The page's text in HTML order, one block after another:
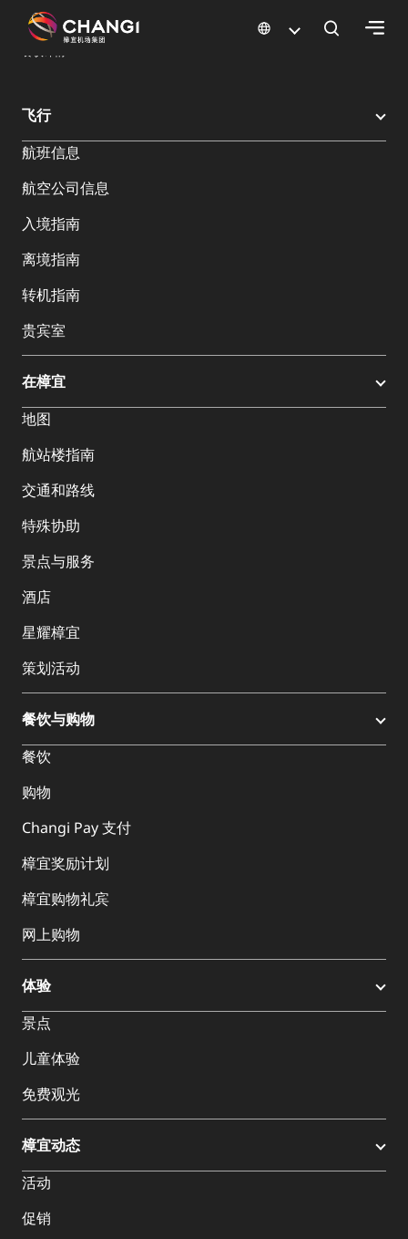
所
樟
宜
网
站:
选
择
言:
樟宜机场 樟宜机场餐饮与购物
餐饮指南：餐厅和美食 | 樟宜机场
飞行
航班信息
航空公司信息
入境指南
离境指南
转机指南
贵宾室
在樟宜
地图
航站楼指南
交通和路线
特殊协助
景点与服务
酒店
星耀樟宜
策划活动
餐饮与购物
餐饮
购物
Changi Pay 支付
樟宜奖励计划
樟宜购物礼宾
网上购物
体验
景点
儿童体验
免费观光
樟宜动态
活动
促销